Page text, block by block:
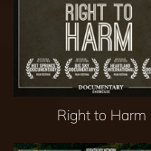
Right to Harm